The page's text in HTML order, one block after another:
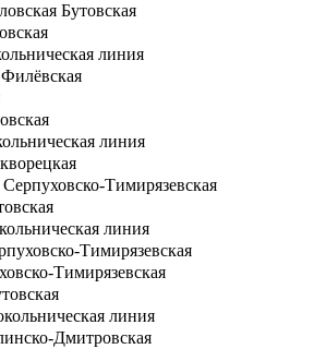
Бутовская
линия
Филёвская
линия
Серпуховско-Тимирязевская
линия
Тимирязевская
Тимирязевская
линия
Дмитровская